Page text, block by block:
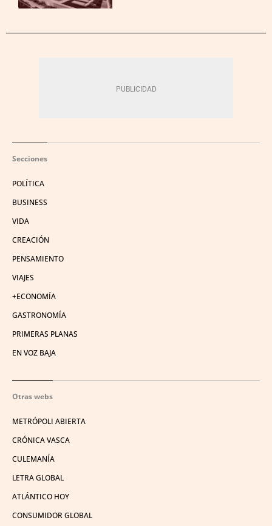
Secciones
POLÍTICA
BUSINESS
VIDA
CREACIÓN
PENSAMIENTO
VIAJES
+ECONOMÍA
GASTRONOMÍA
PRIMERAS PLANAS
EN VOZ BAJA
Otras webs
METRÓPOLI ABIERTA
CRÓNICA VASCA
CULEMANÍA
LETRA GLOBAL
ATLÁNTICO HOY
CONSUMIDOR GLOBAL